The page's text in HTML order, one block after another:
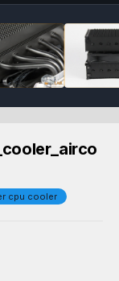
cpu cooler